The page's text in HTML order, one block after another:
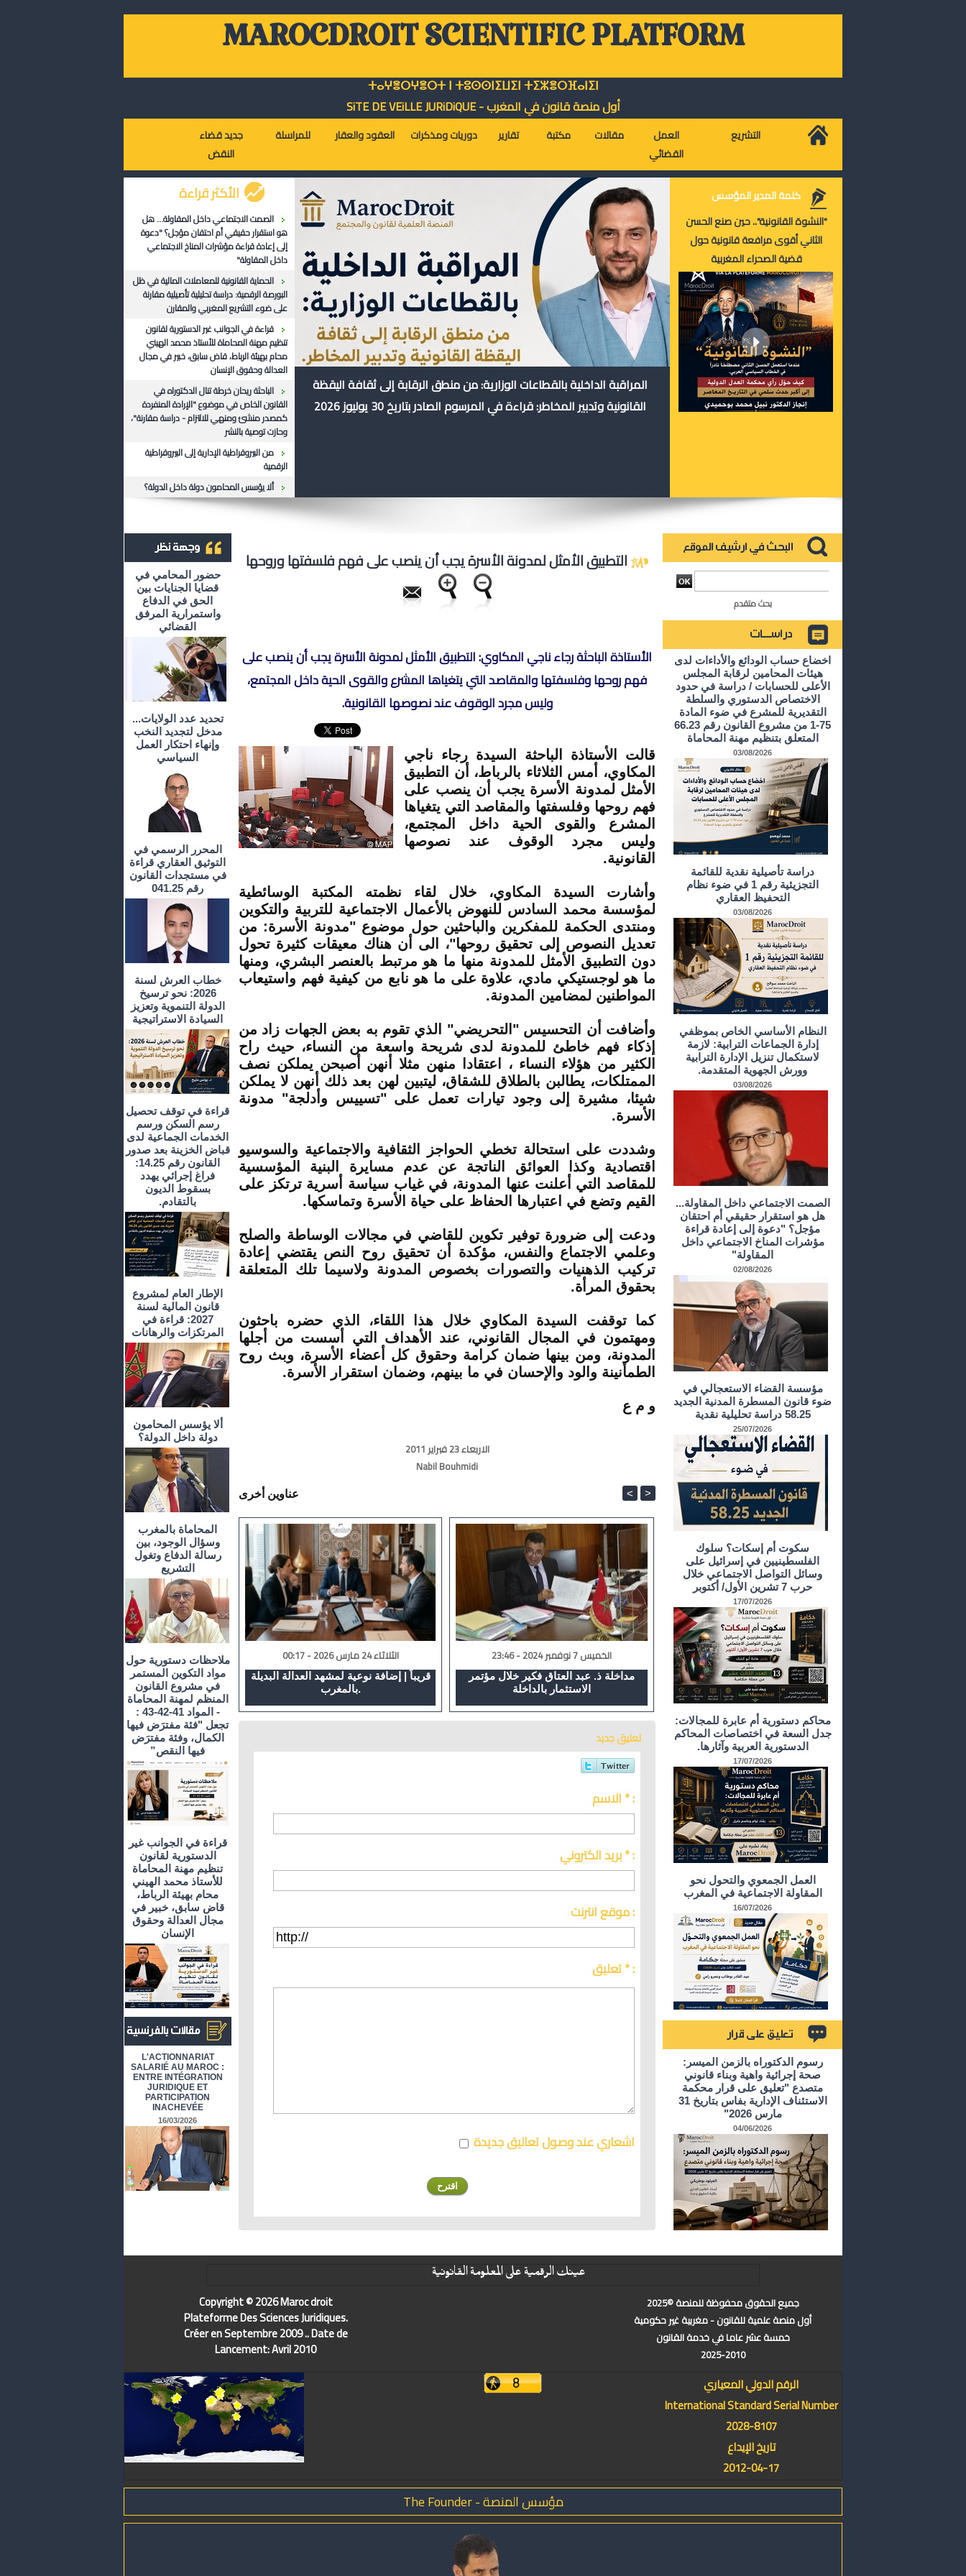
MAROCDROIT SCIENTIFIC PLATFORM
ⵜⴰⵖⴻⵔⵖⴻⵔⵜ ⵏ ⵜⵓⵙⵙⵏⵉⵡⵉⵏ ⵜⵉⵣⴻⵔⴼⴰⵏⵉⵏ
أول منصة قانون في المغرب - SiTE DE VEiLLE JURiDiQUE
جديد قضاء
النقض
للمراسلة العقود والعقار دوريات ومذكرات تقارير مكتبة مقالات
العمل
القضائي
التشريع
الأكثر قراءة
الصمت الاجتماعي داخل المقاولة... هل
هو استقرار حقيقي أم احتقان مؤجل؟ "دعوة
إلى إعادة قراءة مؤشرات المناخ الاجتماعي
داخل المقاولة"
الحماية القانونية للمعاملات المالية في ظل
البورصة الرقمية: دراسة تحليلية تأصيلية مقارنة
على ضوء التشريع المغربي والمقارن
قراءة في الجوانب غير الدستورية لقانون
تنظيم مهنة المحاماة للأستاذ محمد الهيني
محام بهيئة الرباط، قاض سابق، خبير في مجال
العدالة وحقوق الإنسان
الباحثة ريحان خرطة تنال الدكتوراه في
القانون الخاص في موضوع "الإرادة المنفردة
كمصدر منشئ ومنهي للالتزام - دراسة مقارنة"،
وحازت توصية بالنشر
من البيروقراطية الإدارية إلى البيروقراطية
الرقمية
ألا يؤسس المحامون دولة داخل الدولة؟
المراقبة الداخلية بالقطاعات الوزارية: من منطق الرقابة إلى ثقافة اليقظة
القانونية وتدبير المخاطر: قراءة في المرسوم الصادر بتاريخ 30 يوليوز 2026
كلمة المدير المؤسس
"النشوة القانونية".. حين صنع الحسن
الثاني أقوى مرافعة قانونية حول
قضية الصحراء المغربية
حضور المحامي في
قضايا الجنايات بين
الحق في الدفاع
واستمرارية المرفق
القضائي
تحديد عدد الولايات...
مدخل لتجديد النخب
وإنهاء احتكار العمل
السياسي
المحرر الرسمي في
التوثيق العقاري قراءة
في مستجدات القانون
رقم 041.25
خطاب العرش لسنة
2026: نحو ترسيخ
الدولة التنموية وتعزيز
السيادة الاستراتيجية
قراءة في توقف تحصيل
رسم السكن ورسم
الخدمات الجماعية لدى
قباض الخزينة بعد صدور
القانون رقم 14.25:
فراغ إجرائي يهدد
بسقوط الديون
بالتقادم.
الإطار العام لمشروع
قانون المالية لسنة
2027: قراءة في
المرتكزات والرهانات
ألا يؤسس المحامون
دولة داخل الدولة؟
المحاماة بالمغرب
وسؤال الوجود، بين
رسالة الدفاع وتغول
التشريع
ملاحظات دستورية حول
مواد التكوين المستمر
في مشروع القانون
المنظم لمهنة المحاماة
- المواد 41-42-43 :
تجعل "فئة مفترَض فيها
الكمال، وفئة مفترَض
فيها النقص”
قراءة في الجوانب غير
الدستورية لقانون
تنظيم مهنة المحاماة
للأستاذ محمد الهيني
محام بهيئة الرباط،
قاض سابق، خبير في
مجال العدالة وحقوق
الإنسان
L'ACTIONNARIAT
SALARIÉ AU MAROC :
ENTRE INTÉGRATION
JURIDIQUE ET
PARTICIPATION
INACHEVÉE
16/03/2026
التطبيق الأمثل لمدونة الأسرة يجب أن ينصب على فهم فلسفتها وروحها
الأستاذة الباحثة رجاء ناجي المكاوي: التطبيق الأمثل لمدونة الأسرة يجب أن ينصب على
فهم روحها وفلسفتها والمقاصد التي يتغياها المشرع والقوى الحية داخل المجتمع،
وليس مجرد الوقوف عند نصوصها القانونية.
قالت الأستاذة الباحثة السيدة رجاء ناجي
المكاوي، أمس الثلاثاء بالرباط، أن التطبيق
الأمثل لمدونة الأسرة يجب أن ينصب على
فهم روحها وفلسفتها والمقاصد التي يتغياها
المشرع والقوى الحية داخل المجتمع،
وليس مجرد الوقوف عند نصوصها
القانونية.
وأشارت السيدة المكاوي، خلال لقاء نظمته المكتبة الوسائطية
لمؤسسة محمد السادس للنهوض بالأعمال الاجتماعية للتربية والتكوين
ومنتدى الحكمة للمفكرين والباحثين حول موضوع "مدونة الأسرة: من
تعديل النصوص إلى تحقيق روحها"، الى أن هناك معيقات كثيرة تحول
دون التطبيق الأمثل للمدونة منها ما هو مرتبط بالعنصر البشري، ومنها
ما هو لوجستيكي مادي، علاوة على ما هو نابع من كيفية فهم واستيعاب
المواطنين لمضامين المدونة.
وأضافت أن التحسيس "التحريضي" الذي تقوم به بعض الجهات زاد من
إذكاء فهم خاطئ للمدونة لدى شريحة واسعة من النساء، حيث راح
الكثير من هؤلاء النساء ، اعتقادا منهن مثلا أنهن أصبحن يملكن نصف
الممتلكات، يطالبن بالطلاق للشقاق، ليتبين لهن بعد ذلك أنهن لا يملكن
شيئا، مشيرة إلى وجود تيارات تعمل على "تسييس وأدلجة" مدونة
الأسرة.
وشددت على استحالة تخطي الحواجز الثقافية والاجتماعية والسوسيو
اقتصادية وكذا العوائق الناتجة عن عدم مسايرة البنية المؤسسية
للمقاصد التي أعلنت عنها المدونة، في غياب سياسة أسرية ترتكز على
القيم وتضع في اعتبارها الحفاظ على حياة الأسرة وتماسكها.
ودعت إلى ضرورة توفير تكوين للقاضي في مجالات الوساطة والصلح
وعلمي الاجتماع والنفس، مؤكدة أن تحقيق روح النص يقتضي إعادة
تركيب الذهنيات والتصورات بخصوص المدونة ولاسيما تلك المتعلقة
بحقوق المرأة.
كما توقفت السيدة المكاوي خلال هذا اللقاء، الذي حضره باحثون
ومهتمون في المجال القانوني، عند الأهداف التي أسست من أجلها
المدونة، ومن بينها ضمان كرامة وحقوق كل أعضاء الأسرة، وبث روح
الطمأنينة والود والإحسان في ما بينهم، وضمان استقرار الأسرة.
و م ع
الاربعاء 23 فبراير 2011
Nabil Bouhmidi
عناوين أخرى < >
الثلاثاء 24 مارس 2026 - 00:17
قريباً | إضافة نوعية لمشهد العدالة البديلة
بالمغرب.
الخميس 7 نوفمبر 2024 - 23:46
مداخلة ذ. عبد العتاق فكير خلال مؤتمر
الاستثمار بالداخلة
تعليق جديد
الاسم * :
بريد الكتروني * :
موقع انترنت :
تعليق * :
اشعاري عند وصول تعاليق جديدة
بحث متقدم
اخضاع حساب الودائع والأداءات لدى
هيئات المحامين لرقابة المجلس
الأعلى للحسابات / دراسة في حدود
الاختصاص الدستوري والسلطة
التقديرية للمشرع في ضوء المادة
75-1 من مشروع القانون رقم 66.23
المتعلق بتنظيم مهنة المحاماة
03/08/2026
دراسة تأصيلية نقدية للقائمة
التجزيئية رقم 1 في ضوء نظام
التحفيظ العقاري
03/08/2026
النظام الأساسي الخاص بموظفي
إدارة الجماعات الترابية: لازمة
لاستكمال تنزيل الإدارة الترابية
وورش الجهوية المتقدمة.
03/08/2026
الصمت الاجتماعي داخل المقاولة...
هل هو استقرار حقيقي أم احتقان
مؤجل؟ "دعوة إلى إعادة قراءة
مؤشرات المناخ الاجتماعي داخل
المقاولة"
02/08/2026
مؤسسة القضاء الاستعجالي في
ضوء قانون المسطرة المدنية الجديد
58.25 دراسة تحليلية نقدية
25/07/2026
سكوت أم إسكات؟ سلوك
الفلسطينيين في إسرائيل على
وسائل التواصل الاجتماعي خلال
حرب 7 تشرين الأول/ أكتوبر
17/07/2026
محاكم دستورية أم عابرة للمجالات:
جدل السعة في اختصاصات المحاكم
الدستورية العربية وآثارها.
17/07/2026
العمل الجمعوي والتحول نحو
المقاولة الاجتماعية في المغرب
16/07/2026
رسوم الدكتوراه بالزمن الميسر:
صحة إجرائية واهية وبناء قانوني
متصدع "تعليق على قرار محكمة
الاستئناف الإدارية بفاس بتاريخ 31
مارس 2026"
04/06/2026
عينك الرقمية على المعلومة القانونية
Copyright © 2026 Maroc droit
Plateforme Des Sciences Juridiques.
Créer en Septembre 2009 .. Date de
Lancement: Avril 2010
جميع الحقوق محفوظة للمنصة ©2025
أول منصة علمية للقانون - مغربية غير حكومية
خمسة عشر عاما في خدمة القانون
2025-2010
الرقم الدولي المعياري
International Standard Serial Number
2028-8107
تاريخ الإيداع
2012-04-17
مؤسس المنصة - The Founder